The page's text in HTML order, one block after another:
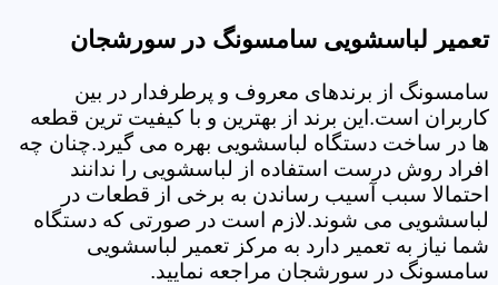
تعمیر لباسشویی سامسونگ در سورشجان
سامسونگ از برندهای معروف و پرطرفدار در بین
کاربران است.این برند از بهترین و با کیفیت ترین قطعه
ها در ساخت دستگاه لباسشویی بهره می گیرد.چنان چه
افراد روش درست استفاده از لباسشویی را ندانند
احتمالا سبب آسیب رساندن به برخی از قطعات در
لباسشویی می شوند.لازم است در صورتی که دستگاه
شما نیاز به تعمیر دارد به مرکز تعمیر لباسشویی
سامسونگ در سورشجان مراجعه نمایید.